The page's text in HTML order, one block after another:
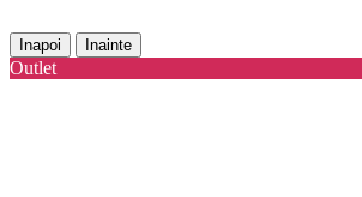
Inapoi Inainte
Outlet